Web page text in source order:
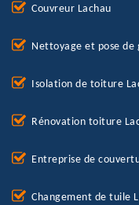
Couvreur Lachau
Nettoyage et pose de
Isolation de toiture
Rénovation toiture
Entreprise de
Changement de tuile